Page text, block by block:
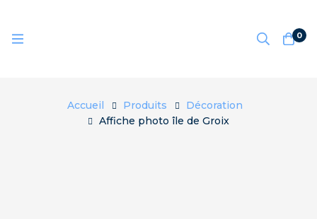
0
Accueil Produits
Décoration
Affiche photo île de Groix